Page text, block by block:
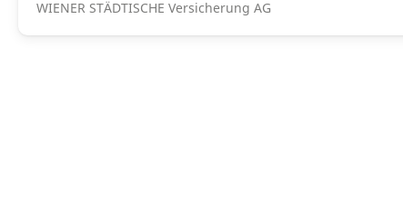
WIENER STÄDTISCHE Versicherung AG